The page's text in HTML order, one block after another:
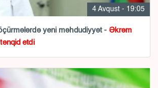
4 Avqust - 19:05
yeni məhdudiyyət - Əkrəm
etdi